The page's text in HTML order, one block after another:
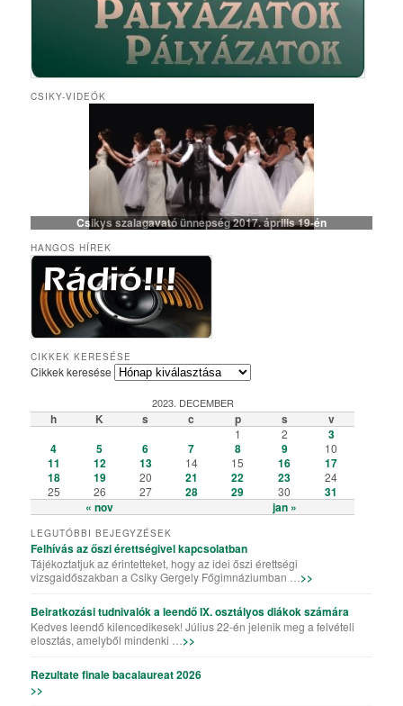
CSIKY-VIDEÓK
Csikys szalagavató ünnepség 2017. április 19-én
Vallásos örökségünk – kiállítás a könyvtárteremben
Csiky Gergely Főgimnázium – Iskolabemutató diákszemmel
„Aranyhaj” – a XI. A farsangi kiadásában
Röplabda-siker a kolozsvári Sportolimpián
Elemisták játékos sporttevékenysége (Erasmus+)
Algyógyi hétvégén szelfiző ötödikesek és hatodikosok
Aradi „kincsvadászaton” a megye nyolcadikosai
Iskolai tehetséggondozás a Csikyben
Karaoke!!! (Aligazgatói segédlettel)
Csiky – A mi iskolánk (filmelőzetes)
„Gyere a Csikybe!” – kisfilm diákoktól diákoknak
A Csiky énekkarának templomi és szabadtéri fellépései
A karácsony, ahogy a VII. B-sek látják
Mikulásjárás a Csikyben és a Kincskereső Óvodában
Túl a színfalakon – portréfilm Tapasztó Ernőről
HANGOS HÍREK
CIKKEK KERESÉSE
Cikkek keresése
2023. DECEMBER
h K s c p s v
« nov jan »
1 2
3
4
5 6 7 8 9 10
11 12 13 14 15 16
17
18
19 20 21 22 23
24
25
26 27 28 29 30 31
LEGUTÓBBI BEJEGYZÉSEK
Felhívás az őszi érettségivel kapcsolatban
Tájékoztatjuk az érintetteket, hogy az idei őszi érettségi
vizsgaidőszakban a Csiky Gergely Főgimnáziumban … >>
Beiratkozási tudnivalók a leendő IX. osztályos diákok számára
Kedves leendő kilencedikesek! Július 22-én jelenik meg a felvételi
elosztás, amelyből mindenki … >>
Rezultate finale bacalaureat 2026
>>